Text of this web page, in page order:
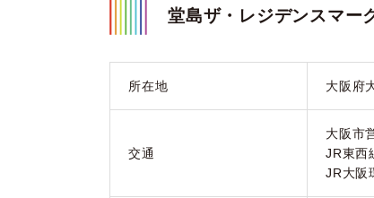
堂島ザ・レジデンスマー
所在地 大阪府
交通
大阪市
JR東西
JR大阪